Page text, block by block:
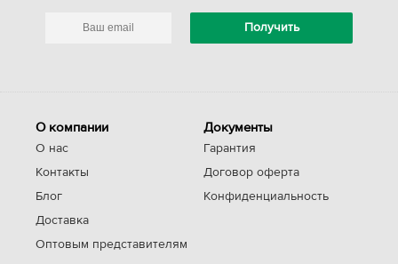
О компании
О нас
Контакты
Блог
Доставка
Оптовым представителям
Документы
Гарантия
Договор оферта
Конфиденциальность